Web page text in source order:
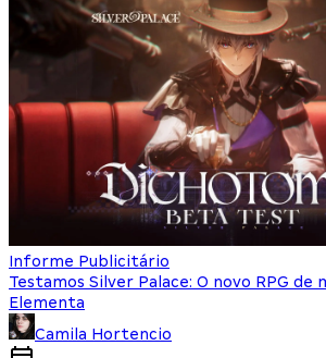
Informe Publicitário
Testamos Silver Palace: O novo RPG de
Elementa
Camila Hortencio